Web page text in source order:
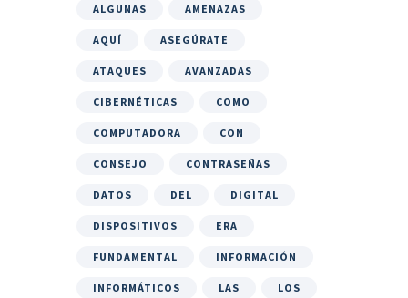
ALGUNAS AMENAZAS
AQUÍ ASEGÚRATE
ATAQUES AVANZADAS
CIBERNÉTICAS COMO
COMPUTADORA CON
CONSEJO CONTRASEÑAS
DATOS DEL DIGITAL
DISPOSITIVOS ERA
FUNDAMENTAL INFORMACIÓN
INFORMÁTICOS LAS LOS